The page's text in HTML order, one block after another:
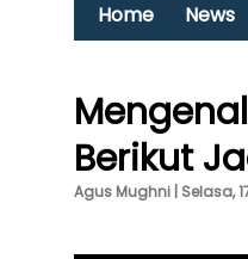
Home News
Berikut
Agus Mughni | Selasa,